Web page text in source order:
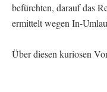
befürchten, darauf das
ermittelt wegen In-
Über diesen kuriosen